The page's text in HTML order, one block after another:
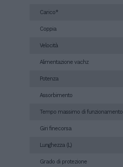
Carico*
Coppia
Velocità
Alimentazione vachz
Potenza
Assorbimento
Tempo massimo di funzionamento
Giri finecorsa
Lunghezza (L)
Grado di protezione